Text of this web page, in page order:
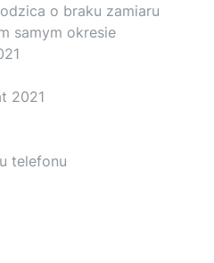
o braku zamiaru
samym okresie
2021
telefonu